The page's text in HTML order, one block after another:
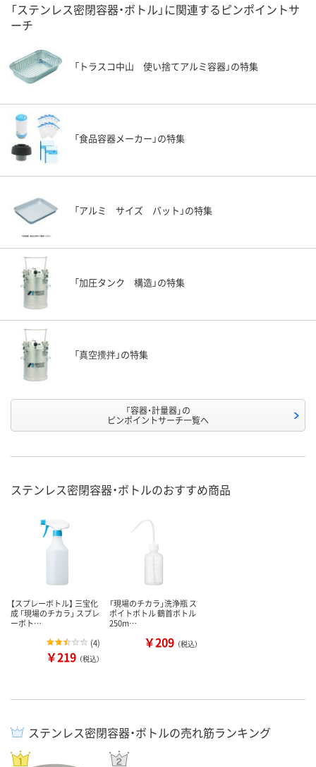
「ステンレス密閉容器・ボトル」に関連するピンポイントサ
ーチ
「トラスコ中山 使い捨てアルミ容器」の特集
「食品容器メーカー」の特集
「アルミ サイズ バット」の特集
「加圧タンク 構造」の特集
「真空攪拌」の特集
「容器・計量器」の
ピンポイントサーチ一覧へ
ステンレス密閉容器・ボトルのおすすめ商品
【スプレーボトル】 三宝化
成 「現場のチカラ」 スプレ
ーボト…
(4)
￥219 （税込）
「現場のチカラ」洗浄瓶 ス
ポイトボトル 鶴首ボトル
250m…
￥209 （税込）
ステンレス密閉容器・ボトルの売れ筋ランキング